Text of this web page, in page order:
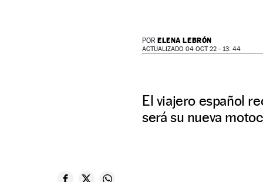
POR ELENA LEBRÓN
ACTUALIZADO 04 OCT 22 - 13: 44
El viajero español
será su nueva